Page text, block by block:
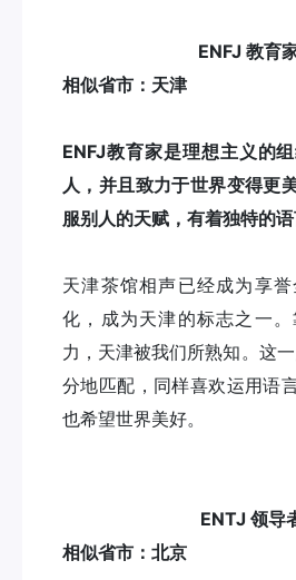
ENFJ 教育
相似省市：天津
ENFJ教育家是理想主义的
人，并且致力于世界变得更
服别人的天赋，有着独特的语
天津茶馆相声已经成为享
化，成为天津的标志之一
力，天津被我们所熟知。这
分地匹配，同样喜欢运用语
也希望世界美好。
ENTJ 领导
相似省市：北京